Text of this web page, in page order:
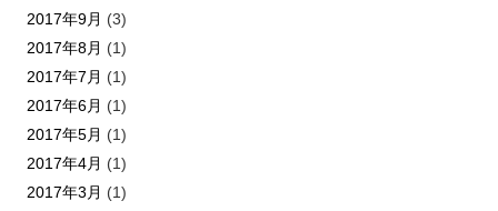
2017年9月 (3)
2017年8月 (1)
2017年7月 (1)
2017年6月 (1)
2017年5月 (1)
2017年4月 (1)
2017年3月 (1)